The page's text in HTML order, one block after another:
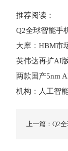
推荐阅读：
Q2全球智能手
大摩：HBM市
英伟达再扩AI
两款国产5nm
机构：人工智
上一篇：Q2